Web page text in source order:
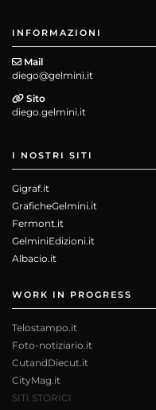
INFORMAZIONI
Mail
diego@gelmini.it
Sito
diego.gelmini.it
I NOSTRI SITI
Gigraf.it
GraficheGelmini.it
Fermont.it
GelminiEdizioni.it
Albacio.it
WORK IN PROGRESS
Telostampo.it
Foto-notiziario.it
CutandDiecut.it
CityMag.it
SITI STORICI